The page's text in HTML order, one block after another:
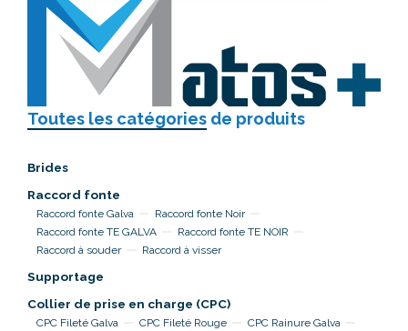
Toutes les catégories de produits
Brides
Raccord fonte
Raccord fonte Galva
Raccord fonte Noir
Raccord fonte TE GALVA
Raccord fonte TE NOIR
Raccord à souder
Raccord à visser
Supportage
Collier de prise en charge (CPC)
CPC Fileté Galva CPC Fileté Rouge
CPC Rainure Galva